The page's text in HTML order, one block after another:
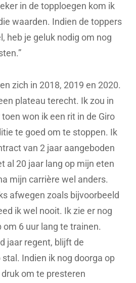
in de topploegen kom ik
waarden. Indien de toppers
heb je geluk nodig om nog
zich in 2018, 2019 en 2020.
plateau terecht. Ik zou in
won ik een rit in de Giro
te goed om te stoppen. Ik
van 2 jaar aangeboden
al 20 jaar lang op mijn eten
mijn carrière wel anders.
afwegen zoals bijvoorbeeld
ik wel nooit. Ik zie er nog
6 uur lang te trainen.
jaar regent, blijft de
Indien ik nog doorga op
om te presteren